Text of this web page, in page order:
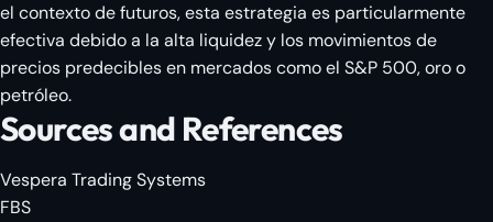
el contexto de futuros, esta estrategia es particularmente
efectiva debido a la alta liquidez y los movimientos de
precios predecibles en mercados como el S&P 500, oro o
petróleo.
Sources and References
Vespera Trading Systems
FBS